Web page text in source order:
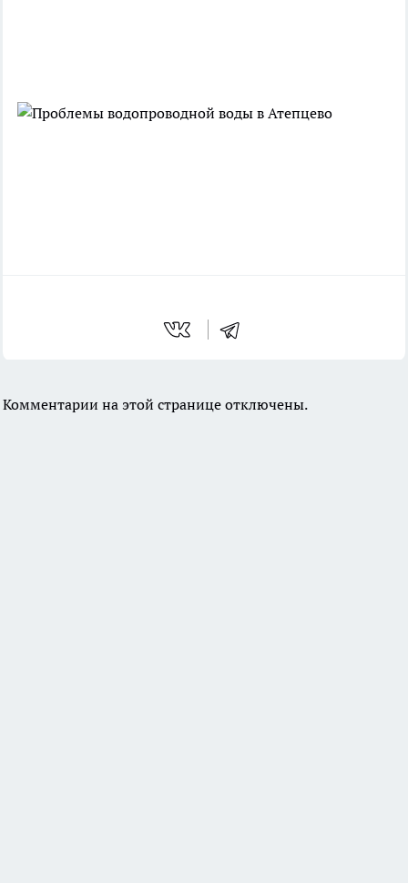
Комментарии на этой странице отключены.